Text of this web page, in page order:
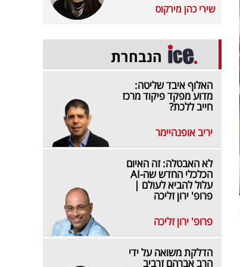
שירי כהן מירקוס
הנבחרת
האלוף איבד שליטה:
מדוע מפקד פיקוד מרכז
חייב ללכת?
יריב אופנהיימר
לא האבטלה: זה האיום
הכלכלי החדש שה-AI
עלול להביא לעולם |
פרופ' ירון זליכה
פרופ' ירון זליכה
הדלקת משואה על ידי
הרב אברהם זרביב